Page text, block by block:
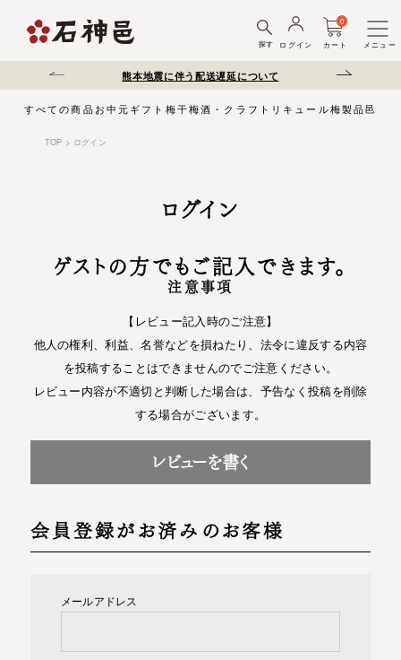
探す ログイン カート
0
メニュー
熊本地震に伴う配送遅延について 夏季休業のお知
すべての商品 お中元 ギフト 梅干梅酒・クラフトリキュール梅製品邑じ
TOP ログイン
ログイン
ゲストの方でもご記入できます。
注意事項
【レビュー記入時のご注意】
他人の権利、利益、名誉などを損ねたり、法令に違反する内容
を投稿することはできませんのでご注意ください。
レビュー内容が不適切と判断した場合は、予告なく投稿を削除
する場合がございます。
レビューを書く
会員登録がお済みのお客様
メールアドレス